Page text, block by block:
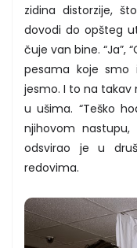
zidina distorzije,
dovodi do opšteg
čuje van bine. “Ja”,
pesama koje
jesmo. I to na takav
u ušima. “Teško
njihovom
odsvirao je u
redovima.